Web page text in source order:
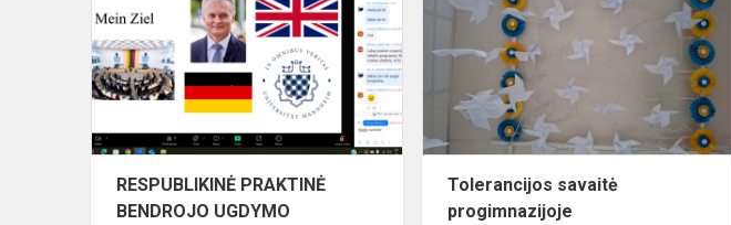
BENDROJO
UGDYMO
MOKYKLŲ
7-
12
KLASIŲ...
RESPUBLIKINĖ PRAKTINĖ
BENDROJO UGDYMO
Tolerancijos savaitė
progimnazijoje